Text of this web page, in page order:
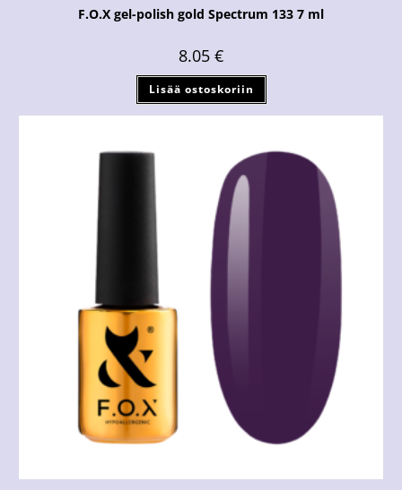
F.O.X gel-polish gold Spectrum 133 7 ml
8.05 €
Lisää ostoskoriin